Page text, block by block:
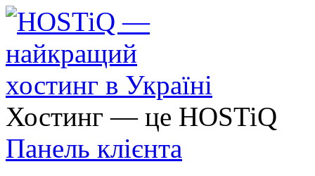
Хостинг — це HOSTiQ
Панель клієнта